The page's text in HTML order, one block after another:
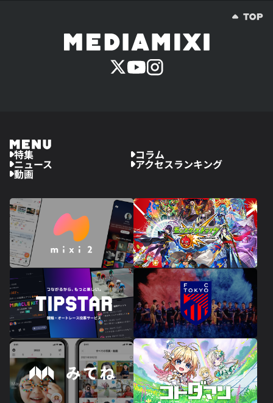
特集 コラム
ニュース アクセスランキング
動画